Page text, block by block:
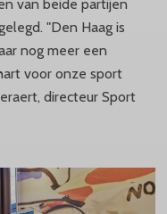
van beide partijen
"Den Haag is
nog meer een
voor onze sport
directeur Sport